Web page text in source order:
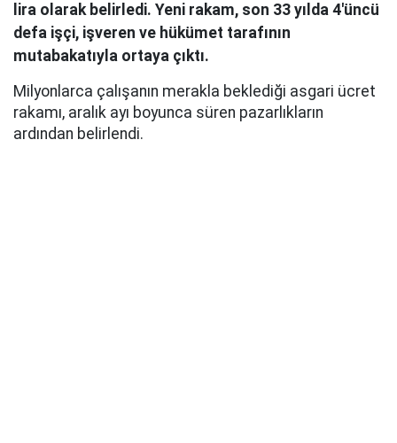
lira olarak belirledi. Yeni rakam, son 33 yılda 4'üncü
defa işçi, işveren ve hükümet tarafının
mutabakatıyla ortaya çıktı.
Milyonlarca çalışanın merakla beklediği asgari ücret
rakamı, aralık ayı boyunca süren pazarlıkların
ardından belirlendi.